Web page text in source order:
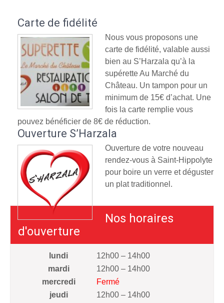
Carte de fidélité
Nous vous proposons une
carte de fidélité, valable aussi
bien au S’Harzala qu’à la
supérette Au Marché du
Château. Un tampon pour un
minimum de 15€ d’achat. Une
fois la carte remplie vous
pouvez bénéficier de 8€ de réduction.
Ouverture S’Harzala
Ouverture de votre nouveau
rendez-vous à Saint-Hippolyte
pour boire un verre et déguster
un plat traditionnel.
Nos horaires
d'ouverture
lundi
12h00 – 14h00
mardi
12h00 – 14h00
mercredi
Fermé
jeudi
12h00 – 14h00